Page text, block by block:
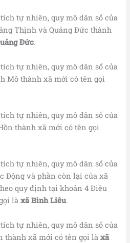
tự nhiên, quy mô dân số của
Thịnh và Quảng Đức thành
Đức.
tự nhiên, quy mô dân số của
Mô thành xã mới có tên gọi
tự nhiên, quy mô dân số của
thành xã mới có tên gọi
tự nhiên, quy mô dân số của
Động và phần còn lại của xã
quy định tại khoản 4 Điều
làxã Bình Liêu.
tự nhiên, quy mô dân số của
thành xã mới có tên gọi làxã